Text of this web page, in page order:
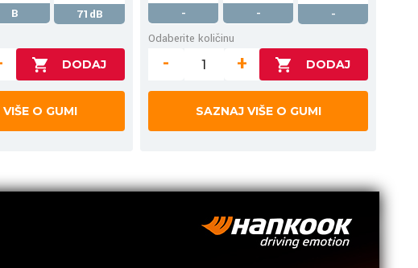
B
71dB
O GUMI
- -
-
Odaberite količinu
- +
SAZNAJ VIŠE O GUMI